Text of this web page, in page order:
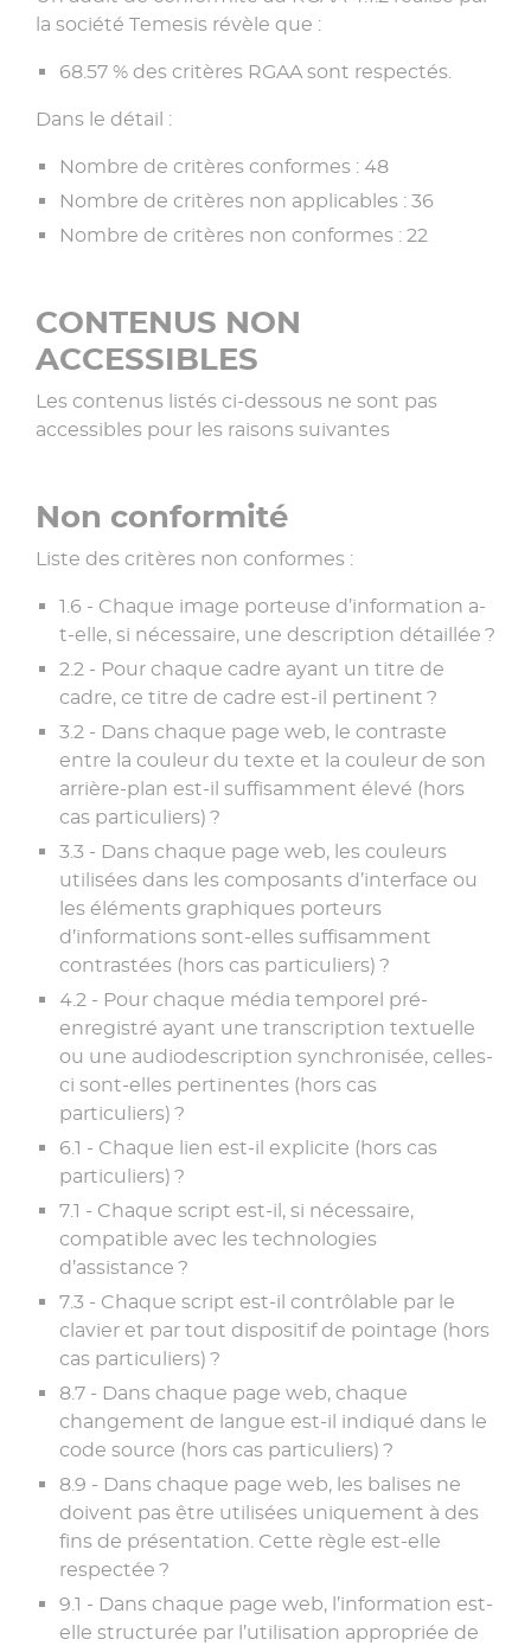
la société Temesis révèle que :
68.57 % des critères RGAA sont respectés.
Dans le détail :
Nombre de critères conformes : 48
Nombre de critères non applicables : 36
Nombre de critères non conformes : 22
CONTENUS NON
ACCESSIBLES
Les contenus listés ci-dessous ne sont pas
accessibles pour les raisons suivantes
Non conformité
Liste des critères non conformes :
1.6 - Chaque image porteuse d’information a-
t-elle, si nécessaire, une description détaillée ?
2.2 - Pour chaque cadre ayant un titre de
cadre, ce titre de cadre est-il pertinent ?
3.2 - Dans chaque page web, le contraste
entre la couleur du texte et la couleur de son
arrière-plan est-il suffisamment élevé (hors
cas particuliers) ?
3.3 - Dans chaque page web, les couleurs
utilisées dans les composants d’interface ou
les éléments graphiques porteurs
d’informations sont-elles suffisamment
contrastées (hors cas particuliers) ?
4.2 - Pour chaque média temporel pré-
enregistré ayant une transcription textuelle
ou une audiodescription synchronisée, celles-
ci sont-elles pertinentes (hors cas
particuliers) ?
6.1 - Chaque lien est-il explicite (hors cas
particuliers) ?
7.1 - Chaque script est-il, si nécessaire,
compatible avec les technologies
d’assistance ?
7.3 - Chaque script est-il contrôlable par le
clavier et par tout dispositif de pointage (hors
cas particuliers) ?
8.7 - Dans chaque page web, chaque
changement de langue est-il indiqué dans le
code source (hors cas particuliers) ?
8.9 - Dans chaque page web, les balises ne
doivent pas être utilisées uniquement à des
fins de présentation. Cette règle est-elle
respectée ?
9.1 - Dans chaque page web, l’information est-
elle structurée par l’utilisation appropriée de